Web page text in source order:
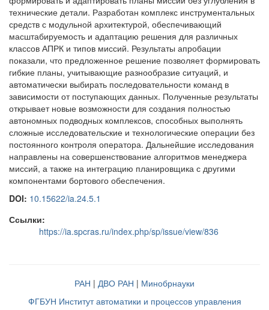
технические детали. Разработан комплекс инструментальных
средств с модульной архитектурой, обеспечивающий
масштабируемость и адаптацию решения для различных
классов АПРК и типов миссий. Результаты апробации
показали, что предложенное решение позволяет формировать
гибкие планы, учитывающие разнообразие ситуаций, и
автоматически выбирать последовательности команд в
зависимости от поступающих данных. Полученные результаты
открывает новые возможности для создания полностью
автономных подводных комплексов, способных выполнять
сложные исследовательские и технологические операции без
постоянного контроля оператора. Дальнейшие исследования
направлены на совершенствование алгоритмов менеджера
миссий, а также на интеграцию планировщика с другими
компонентами бортового обеспечения.
DOI: 10.15622/ia.24.5.1
Ссылки:
https://ia.spcras.ru/index.php/sp/issue/view/836
РАН | ДВО РАН | Минобрнауки
ФГБУН Институт автоматики и процессов управления